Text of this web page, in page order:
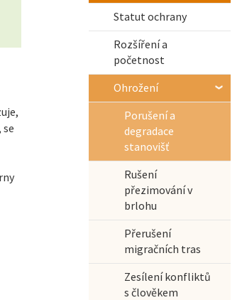
Statut ochrany
Rozšíření a
početnost
Ohrožení
Porušení a
degradace
stanovišť
Rušení
přezimování v
brlohu
Přerušení
migračních tras
Zesílení konfliktů
s člověkem